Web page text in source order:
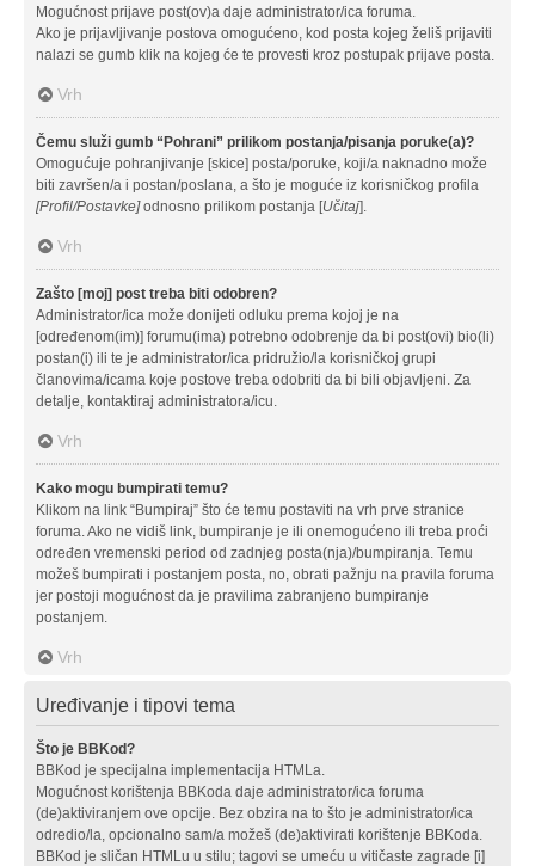
Mogućnost prijave post(ov)a daje administrator/ica foruma.
Ako je prijavljivanje postova omogućeno, kod posta kojeg želiš prijaviti
nalazi se gumb klik na kojeg će te provesti kroz postupak prijave posta.
Vrh
Čemu služi gumb “Pohrani” prilikom postanja/pisanja poruke(a)?
Omogućuje pohranjivanje [skice] posta/poruke, koji/a naknadno može
biti završen/a i postan/poslana, a što je moguće iz korisničkog profila
[Profil/Postavke]odnosno prilikom postanja [Učitaj].
Vrh
Zašto [moj] post treba biti odobren?
Administrator/ica može donijeti odluku prema kojoj je na
[određenom(im)] forumu(ima) potrebno odobrenje da bi post(ovi) bio(li)
postan(i) ili te je administrator/ica pridružio/la korisničkoj grupi
članovima/icama koje postove treba odobriti da bi bili objavljeni. Za
detalje, kontaktiraj administratora/icu.
Vrh
Kako mogu bumpirati temu?
Klikom na link “Bumpiraj” što će temu postaviti na vrh prve stranice
foruma. Ako ne vidiš link, bumpiranje je ili onemogućeno ili treba proći
određen vremenski period od zadnjeg posta(nja)/bumpiranja. Temu
možeš bumpirati i postanjem posta, no, obrati pažnju na pravila foruma
jer postoji mogućnost da je pravilima zabranjeno bumpiranje
postanjem.
Vrh
Uređivanje i tipovi tema
Što je BBKod?
BBKod je specijalna implementacija HTMLa.
Mogućnost korištenja BBKoda daje administrator/ica foruma
(de)aktiviranjem ove opcije. Bez obzira na to što je administrator/ica
odredio/la, opcionalno sam/a možeš (de)aktivirati korištenje BBKoda.
BBKod je sličan HTMLu u stilu; tagovi se umeću u vitičaste zagrade [i]